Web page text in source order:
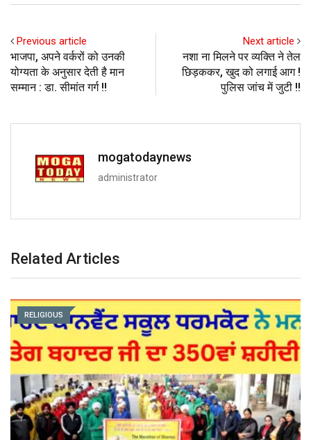
Previous article
भाजपा, अपने वर्करों को उनकी
योग्यता के अनुसार देती है मान
सम्मान : डा. सीमांत गर्ग !!
Next article
नशा ना मिलने पर व्यक्ति ने तेल
छिड़ककर, खुद को लगाई आग !
पुलिस जांच में जुटी !!
mogatodaynews
administrator
Related Articles
RELIGIOUS